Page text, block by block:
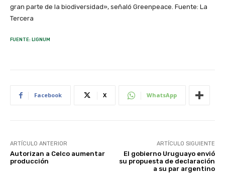
gran parte de la biodiversidad», señaló Greenpeace. Fuente: La
Tercera
FUENTE: LIGNUM
Facebook X WhatsApp
ARTÍCULO ANTERIOR
Autorizan a Celco aumentar
producción
ARTÍCULO SIGUIENTE
El gobierno Uruguayo envió
su propuesta de declaración
a su par argentino